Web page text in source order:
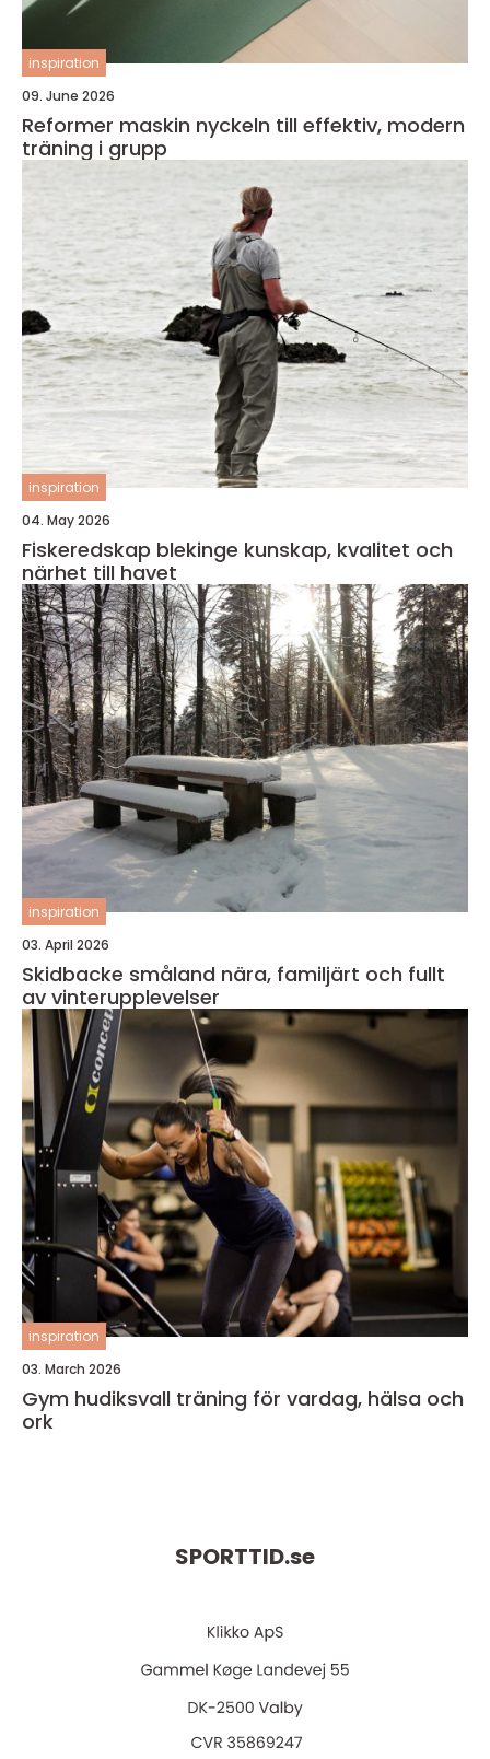
inspiration
09. June 2026
Reformer maskin nyckeln till effektiv, modern
träning i grupp
inspiration
04. May 2026
Fiskeredskap blekinge kunskap, kvalitet och
närhet till havet
inspiration
03. April 2026
Skidbacke småland nära, familjärt och fullt
av vinterupplevelser
inspiration
03. March 2026
Gym hudiksvall träning för vardag, hälsa och
ork
SPORTTID.se